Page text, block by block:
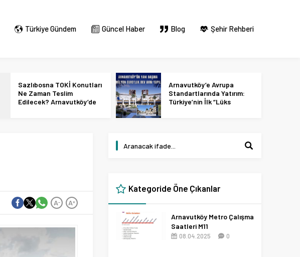
Türkiye Gündem Güncel Haber Blog Şehir Rehberi
Sazlıbosna TOKİ Konutları
Ne Zaman Teslim
Edilecek? Arnavutköy’de
Arnavutköy’e Avrupa
Standartlarında Yatırım:
Türkiye’nin İlk “Lüks
A+
A-
Kategoride Öne Çıkanlar
Arnavutköy Metro Çalışma
Saatleri M11
08.04.2025 0